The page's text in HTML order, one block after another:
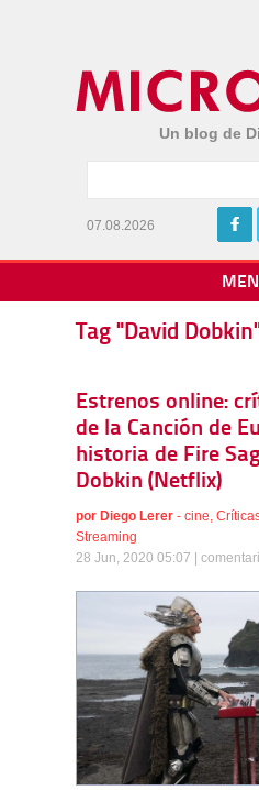
Un blog de
07.08.2026
Tag "David
Estrenos online:
de la Canción de
historia de Fire
Dobkin (Netflix)
por Diego Lerer - cine,
Streaming
28 Jun, 2020 05:07 |